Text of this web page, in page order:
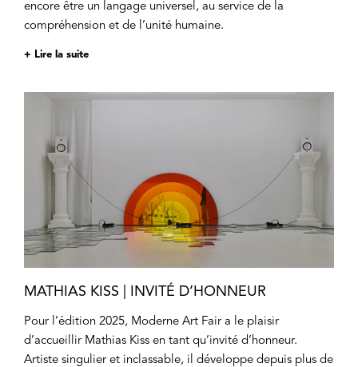
encore être un langage universel, au service de la
compréhension et de l’unité humaine.
+ Lire la suite
MATHIAS KISS | INVITÉ D’HONNEUR
Pour l’édition 2025, Moderne Art Fair a le plaisir
d’accueillir Mathias Kiss en tant qu’invité d’honneur.
Artiste singulier et inclassable, il développe depuis plus de